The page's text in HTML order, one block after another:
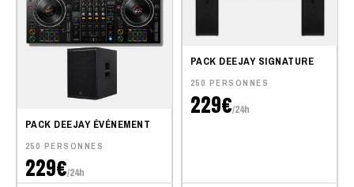
PACK DEEJAY ÉVÉNEMENT
250 PERSONNES
229€/24h
PACK DEEJAY SIGNATURE
250 PERSONNES
229€/24h